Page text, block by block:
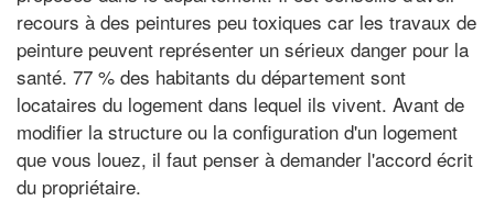
recours à des peintures peu toxiques car les travaux de
peinture peuvent représenter un sérieux danger pour la
santé. 77 % des habitants du département sont
locataires du logement dans lequel ils vivent. Avant de
modifier la structure ou la configuration d'un logement
que vous louez, il faut penser à demander l'accord écrit
du propriétaire.